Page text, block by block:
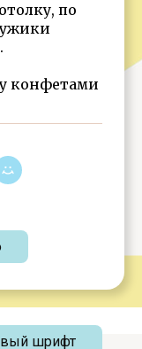
по
конфетами
шрифт